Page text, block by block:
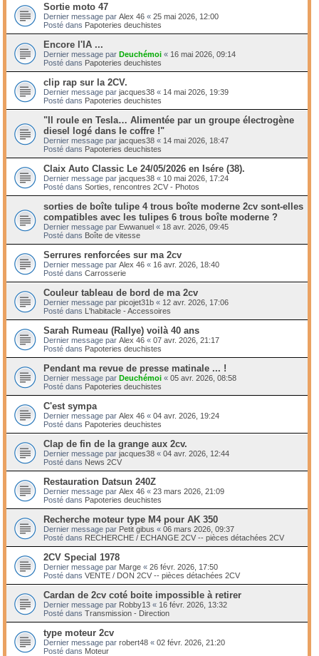
Sortie moto 47
Dernier message par Alex 46 « 25 mai 2026, 12:00
Posté dans Papoteries deuchistes
Encore l'IA ...
Dernier message par Deuchémoi « 16 mai 2026, 09:14
Posté dans Papoteries deuchistes
clip rap sur la 2CV.
Dernier message par jacques38 « 14 mai 2026, 19:39
Posté dans Papoteries deuchistes
"Il roule en Tesla… Alimentée par un groupe électrogène
diesel logé dans le coffre !"
Dernier message par jacques38 « 14 mai 2026, 18:47
Posté dans Papoteries deuchistes
Claix Auto Classic Le 24/05/2026 en Isére (38).
Dernier message par jacques38 « 10 mai 2026, 17:24
Posté dans Sorties, rencontres 2CV - Photos
sorties de boîte tulipe 4 trous boîte moderne 2cv sont-elles
compatibles avec les tulipes 6 trous boîte moderne ?
Dernier message par Ewwanuel « 18 avr. 2026, 09:45
Posté dans Boîte de vitesse
Serrures renforcées sur ma 2cv
Dernier message par Alex 46 « 16 avr. 2026, 18:40
Posté dans Carrosserie
Couleur tableau de bord de ma 2cv
Dernier message par picojet31b « 12 avr. 2026, 17:06
Posté dans L'habitacle - Accessoires
Sarah Rumeau (Rallye) voilà 40 ans
Dernier message par Alex 46 « 07 avr. 2026, 21:17
Posté dans Papoteries deuchistes
Pendant ma revue de presse matinale ... !
Dernier message par Deuchémoi « 05 avr. 2026, 08:58
Posté dans Papoteries deuchistes
C'est sympa
Dernier message par Alex 46 « 04 avr. 2026, 19:24
Posté dans Papoteries deuchistes
Clap de fin de la grange aux 2cv.
Dernier message par jacques38 « 04 avr. 2026, 12:44
Posté dans News 2CV
Restauration Datsun 240Z
Dernier message par Alex 46 « 23 mars 2026, 21:09
Posté dans Papoteries deuchistes
Recherche moteur type M4 pour AK 350
Dernier message par Petit gibus « 06 mars 2026, 09:37
Posté dans RECHERCHE / ECHANGE 2CV -- pièces détachées 2CV
2CV Special 1978
Dernier message par Marge « 26 févr. 2026, 17:50
Posté dans VENTE / DON 2CV -- pièces détachées 2CV
Cardan de 2cv coté boite impossible à retirer
Dernier message par Robby13 « 16 févr. 2026, 13:32
Posté dans Transmission - Direction
type moteur 2cv
Dernier message par robert48 « 02 févr. 2026, 21:20
Posté dans Moteur